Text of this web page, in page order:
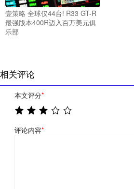
壹策略 全球仅44台! R33 GT-R
最强版本400R迈入百万美元俱
乐部
相关评论
本文评分*
评论内容*